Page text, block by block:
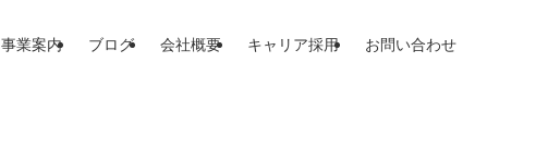
事業案内 ブログ 会社概要 キャリア採用 お問い合わせ